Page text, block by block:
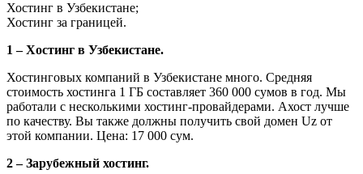
Хостинг в Узбекистане;
Хостинг за границей.
1 – Хостинг в Узбекистане.
Хостинговых компаний в Узбекистане много. Средняя
стоимость хостинга 1 ГБ составляет 360 000 сумов в год. Мы
работали с несколькими хостинг-провайдерами. Ахост лучше
по качеству. Вы также должны получить свой домен Uz от
этой компании. Цена: 17 000 сум.
2 – Зарубежный хостинг.